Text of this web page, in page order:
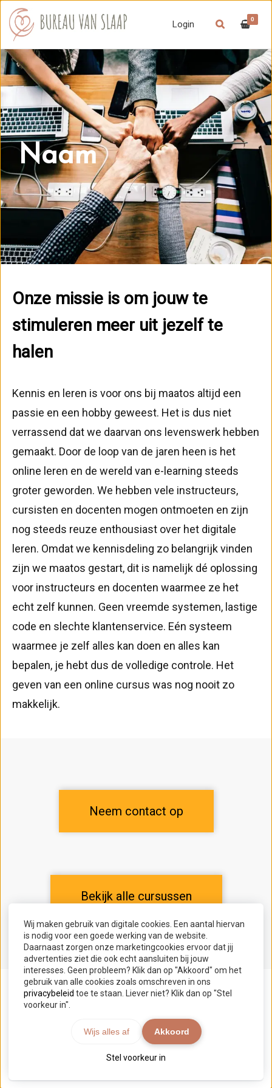
Login 0
Naam
Onze missie is om jouw te
stimuleren meer uit jezelf te
halen
Kennis en leren is voor ons bij maatos altijd een
passie en een hobby geweest. Het is dus niet
verrassend dat we daarvan ons levenswerk hebben
gemaakt. Door de loop van de jaren heen is het
online leren en de wereld van e-learning steeds
groter geworden. We hebben vele instructeurs,
cursisten en docenten mogen ontmoeten en zijn
nog steeds reuze enthousiast over het digitale
leren. Omdat we kennisdeling zo belangrijk vinden
zijn we maatos gestart, dit is namelijk dé oplossing
voor instructeurs en docenten waarmee ze het
echt zelf kunnen. Geen vreemde systemen, lastige
code en slechte klantenservice. Eén systeem
waarmee je zelf alles kan doen en alles kan
bepalen, je hebt dus de volledige controle. Het
geven van een online cursus was nog nooit zo
makkelijk.
Neem contact op
Bekijk alle cursussen
Wij maken gebruik van digitale cookies. Een aantal hiervan
is nodig voor een goede werking van de website.
Daarnaast zorgen onze marketingcookies ervoor dat jij
advertenties ziet die ook echt aansluiten bij jouw
interesses. Geen probleem? Klik dan op "Akkoord" om het
gebruik van alle cookies zoals omschreven in ons
privacybeleid toe te staan. Liever niet? Klik dan op "Stel
voorkeur in".
Stel voorkeur in
Wijs alles af Akkoord